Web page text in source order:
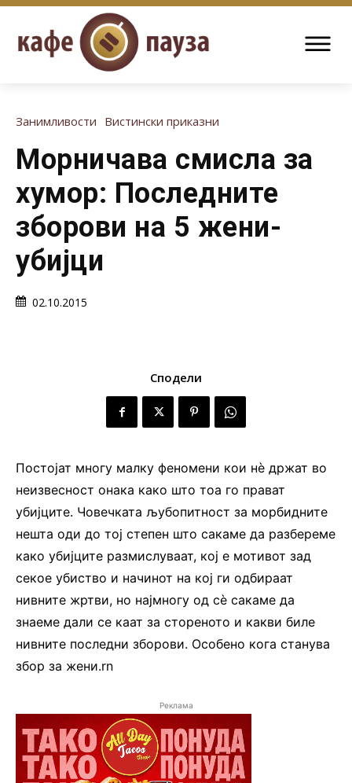
Занимливости Вистински приказни
Морничава смисла за
хумор: Последните
зборови на 5 жени-
убијци
02.10.2015
Сподели
Постојат многу малку феномени кои нѐ држат во
неизвесност онака како што тоа го прават
убијците. Човечката љубопитност за морбидните
нешта оди до тој степен што сакаме да разбереме
како убијците размислуваат, кој е мотивот зад
секое убиство и начинот на кој ги одбираат
нивните жртви, но најмногу од сѐ сакаме да
знаеме дали се каат за стореното и какви биле
нивните последни зборови. Особено кога станува
збор за жени.rn
Реклама